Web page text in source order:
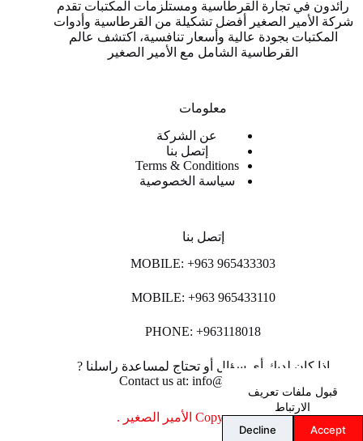
قبول ملفات تعريف
الارتباط
Accept
Decline
رائدون في تجارة القرطاسية ومستلزمات المكتبات تقدم
شركة الأمير الصغير أفضل تشكيلة من القرطاسية وأدوات
المكتبات بجودة عالية وأسعار تنافسية، اكتشف عالم
القرطاسية الشامل مع الأمير الصغير
معلومات
عن الشركة
إتصل بنا
Terms & Conditions
سياسة الخصوصية
إتصل بنا
MOBILE: +963 965433303
MOBILE: +963 965433110
PHONE: +963118018
اذا كان لديك أي سؤال أو تحتاج لمساعدة راسلنا ?
Contact us at: info@lpco-llc.com
Copyright © 2026 الأمير الصغير .